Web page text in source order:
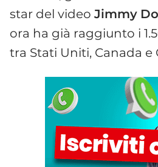
star del video Jimmy
ora ha già raggiunto i
tra Stati Uniti, Canada e